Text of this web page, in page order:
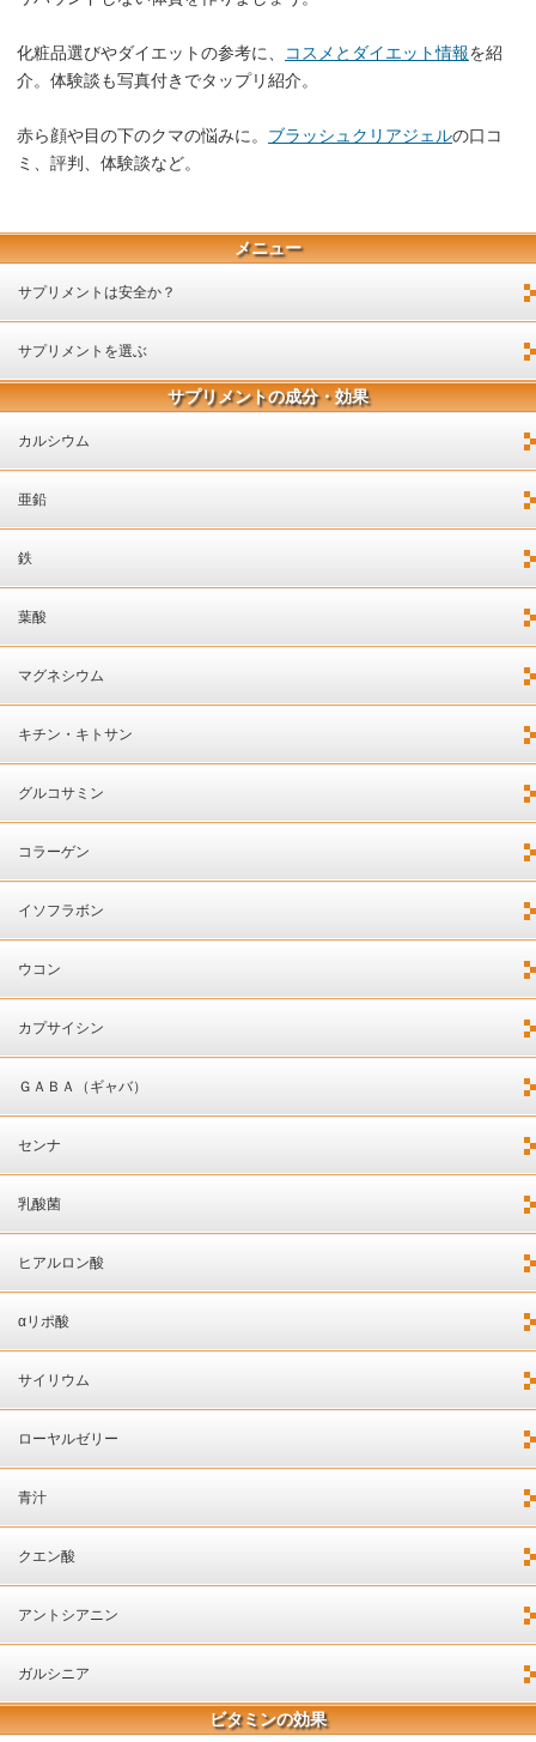
化粧品選びやダイエットの参考に、 コスメとダイエット情報を紹
介。体験談も写真付きでタップリ紹介。
赤ら顔や目の下のクマの悩みに。 ブラッシュクリアジェルの口コ
ミ、評判、体験談など。
メニュー
サプリメントは安全か？
サプリメントを選ぶ
サプリメントの成分・効果
カルシウム
亜鉛
鉄
葉酸
マグネシウム
キチン・キトサン
グルコサミン
コラーゲン
イソフラボン
ウコン
カプサイシン
ＧＡＢＡ（ギャバ）
センナ
乳酸菌
ヒアルロン酸
αリポ酸
サイリウム
ローヤルゼリー
青汁
クエン酸
アントシアニン
ガルシニア
ビタミンの効果